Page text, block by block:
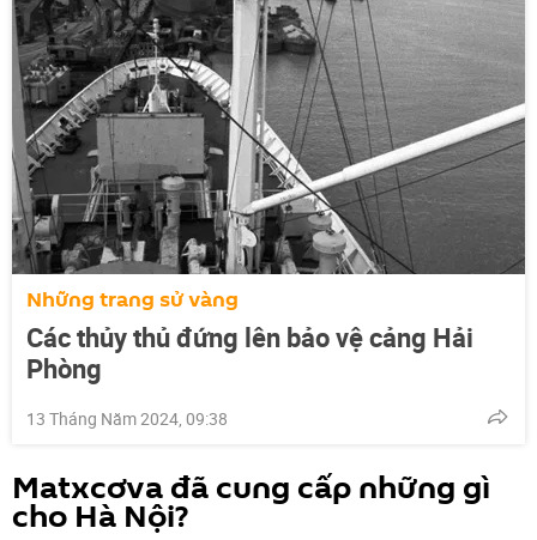
Những trang sử vàng
Các thủy thủ đứng lên bảo vệ cảng Hải
Phòng
13 Tháng Năm 2024, 09:38
Matxcơva đã cung cấp những gì
cho Hà Nội?